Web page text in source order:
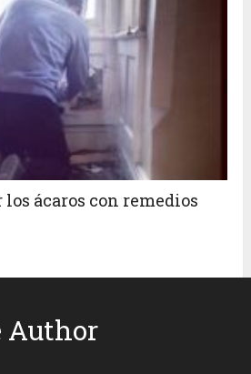
ácaros con remedios
Author